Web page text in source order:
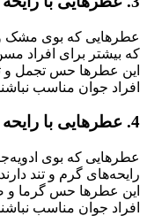
عطرهایی که بوی مشک و
که بیشتر برای افراد
این عطرها حس تجمل و
افراد جوان مناسب
4. عطرهایی با رایحه ادویه‌جات:
عطرهایی که بوی
رایحه‌های گرم و تند
این عطرها حس گرما و
افراد جوان مناسب